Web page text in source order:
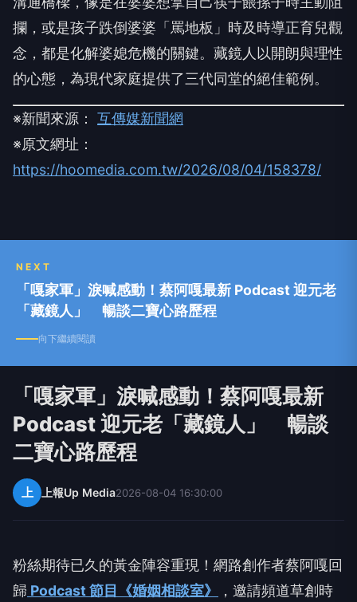
攔，或是孩子跌倒婆婆「罵地板」時及時導正育兒觀
念，都是化解婆媳危機的關鍵。藏鏡人以開朗與理性
的心態，為現代家庭提供了三代同堂的絕佳範例。
※新聞來源： 互傳媒新聞網
※原文網址：
https://hoomedia.com.tw/2026/08/04/158378/
NEXT
「嘎家軍」淚喊感動！蔡阿嘎最新 Podcast 迎元老
「藏鏡人」 暢談二寶心路歷程
向下繼續閱讀
「嘎家軍」淚喊感動！蔡阿嘎最新
Podcast 迎元老「藏鏡人」 暢談
二寶心路歷程
上 上報Up Media2026-08-04 16:30:00
粉絲期待已久的黃金陣容重現！網路創作者蔡阿嘎回
歸 Podcast 節目《婚姻相談室》
，邀請頻道草創時